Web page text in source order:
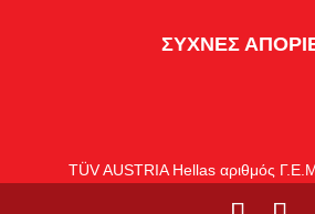
ΣΥΧΝΕΣ
TÜV AUSTRIA Hellas αριθμός